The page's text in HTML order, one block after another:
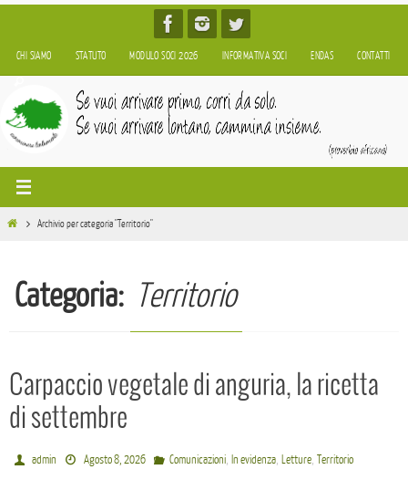
contenuto
CHI SIAMO STATUTO MODULO SOCI 2026 INFORMATIVA SOCI ENDAS CONTATTI
HomeArchivio per categoria "Territorio"
Categoria: Territorio
Carpaccio vegetale di anguria, la ricetta
di settembre
admin Agosto 8, 2026 Comunicazioni, In evidenza, Letture, Territorio